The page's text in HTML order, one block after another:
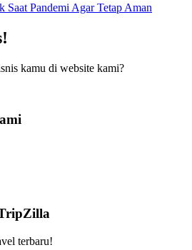
Saat Pandemi Agar Tetap Aman
kamu di website kami?
terbaru!